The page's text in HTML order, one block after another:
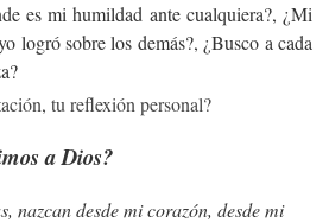
es mi humildad ante cualquiera?, ¿Mi
logró sobre los demás?, ¿Busco a cada
tu reflexión personal?
a Dios?
nazcan desde mi corazón, desde mi